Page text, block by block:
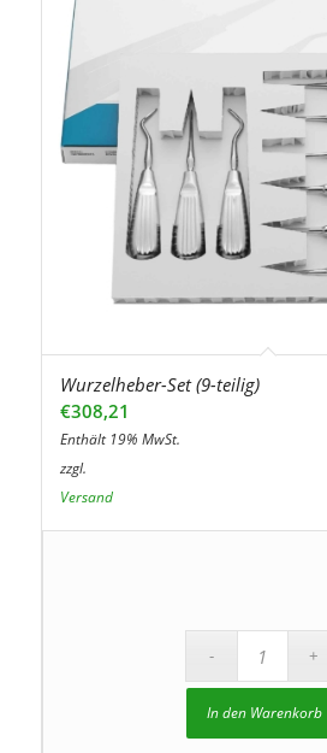
Wurzelheber-Set (9-teilig)
€308,21
Enthält 19% MwSt.
zzgl.
Versand
In den Warenkorb